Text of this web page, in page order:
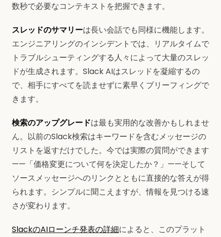
数秒で必要なコンテキストを把握できます。
スレッドのサマリーは長い会話でも同様に機能します。
エンジニアリングのインシデントでは、リアルタイムで
トラブルシューティングする人々によって大量のスレッ
ドが生成されます。Slack AIはスレッドを凝縮するの
で、相手にすべてを読ませずに素早くブリーフィングで
きます。
検索のアップグレードは最も実用的な改善かもしれませ
ん。以前のSlack検索はキーワードを含むメッセージの
リストを返すだけでした。今では実際の質問ができます
——「価格変更について何を決定したか？」——そして
ソースメッセージへのリンクとともに直接的な答えが得
られます。シンプルに聞こえますが、情報を見つける速
さが変わります。
SlackのAIローンチ発表の詳細によると、このプラット